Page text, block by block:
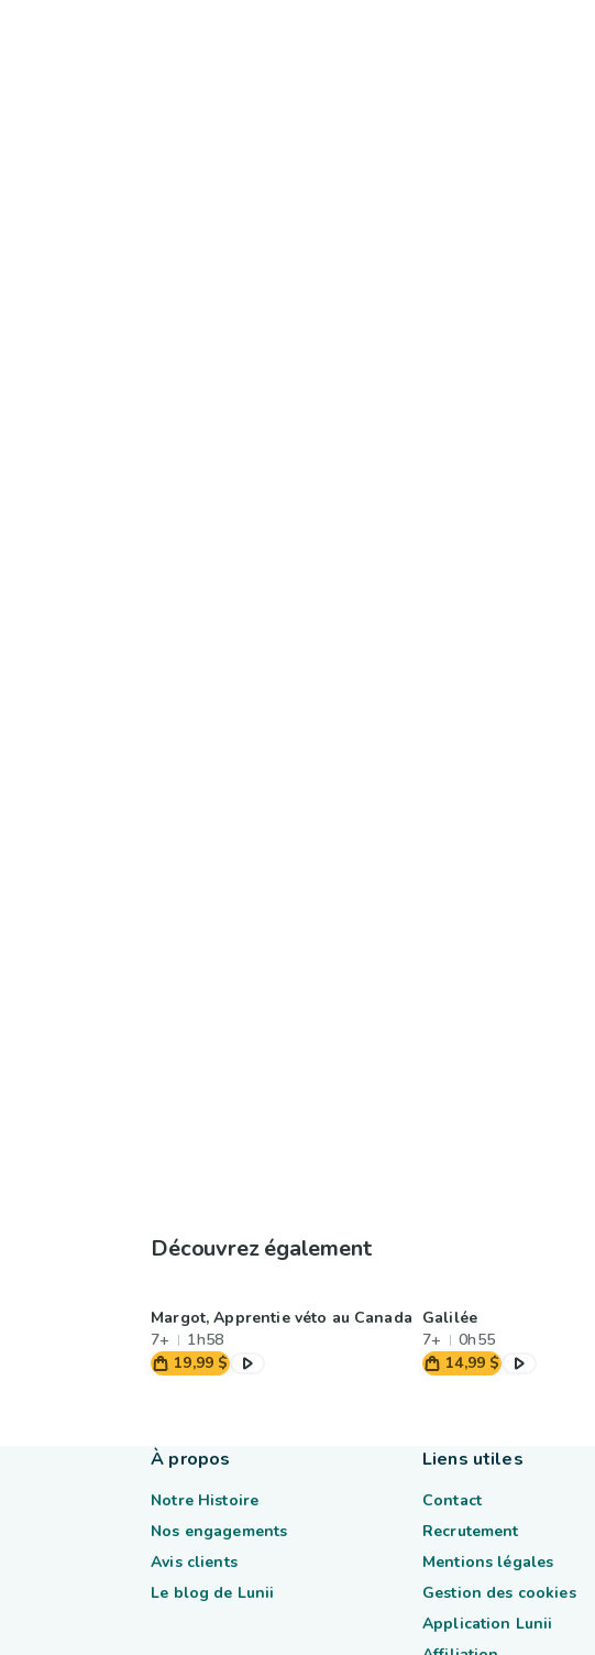
Découvrez également
Margot, Apprentie véto au Canada
7+
1h58
19,99 $
Galilée
7+
0h55
14,99 $
À propos
Notre Histoire
Nos engagements
Avis clients
Le blog de Lunii
Liens utiles
Contact
Recrutement
Mentions légales
Gestion des cookies
Application Lunii